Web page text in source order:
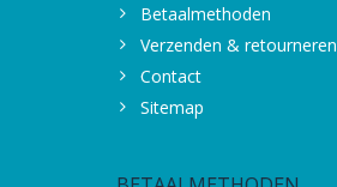
Betaalmethoden
Verzenden & retourneren
Contact
Sitemap